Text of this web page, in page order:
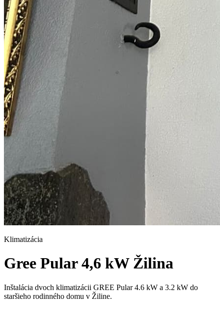
Klimatizácia
Gree Pular 4,6 kW Žilina
Inštalácia dvoch klimatizácii GREE Pular 4.6 kW a 3.2 kW do
staršieho rodinného domu v Žiline.